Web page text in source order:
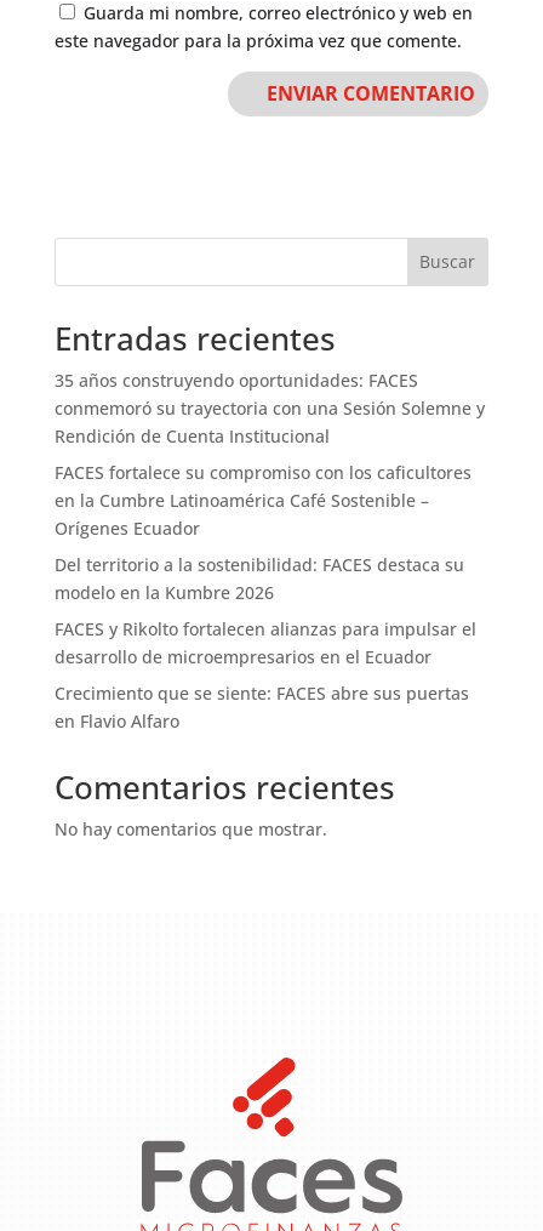
Guarda mi nombre, correo electrónico y web en
este navegador para la próxima vez que comente.
Buscar
Entradas recientes
35 años construyendo oportunidades: FACES
conmemoró su trayectoria con una Sesión Solemne y
Rendición de Cuenta Institucional
FACES fortalece su compromiso con los caficultores
en la Cumbre Latinoamérica Café Sostenible –
Orígenes Ecuador
Del territorio a la sostenibilidad: FACES destaca su
modelo en la Kumbre 2026
FACES y Rikolto fortalecen alianzas para impulsar el
desarrollo de microempresarios en el Ecuador
Crecimiento que se siente: FACES abre sus puertas
en Flavio Alfaro
Comentarios recientes
No hay comentarios que mostrar.